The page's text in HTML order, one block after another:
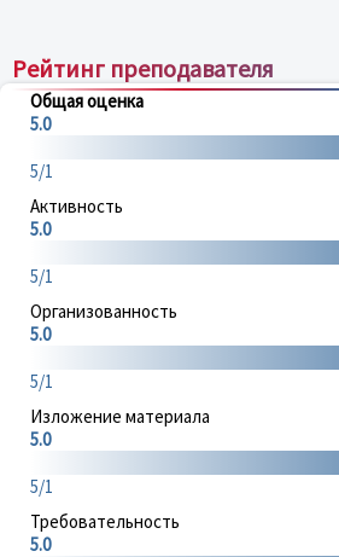
Рейтинг преподавателя
Общая оценка
5.0
5/1
Активность
5.0
5/1
Организованность
5.0
5/1
Изложение материала
5.0
5/1
Требовательность
5.0